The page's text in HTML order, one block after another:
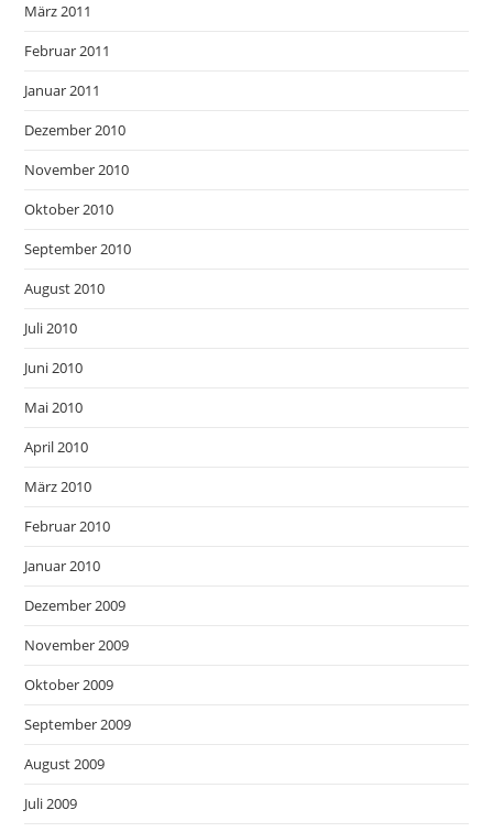
März 2011
Februar 2011
Januar 2011
Dezember 2010
November 2010
Oktober 2010
September 2010
August 2010
Juli 2010
Juni 2010
Mai 2010
April 2010
März 2010
Februar 2010
Januar 2010
Dezember 2009
November 2009
Oktober 2009
September 2009
August 2009
Juli 2009